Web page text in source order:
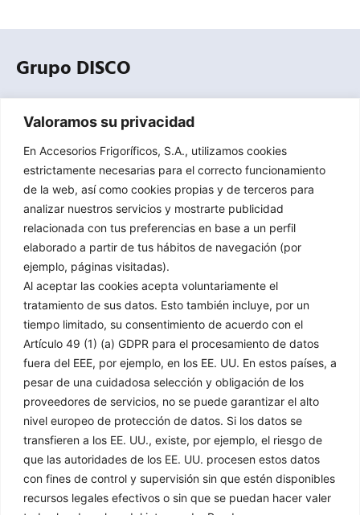
Valoramos su privacidad
En Accesorios Frigoríficos, S.A., utilizamos cookies
estrictamente necesarias para el correcto funcionamiento
de la web, así como cookies propias y de terceros para
analizar nuestros servicios y mostrarte publicidad
relacionada con tus preferencias en base a un perfil
elaborado a partir de tus hábitos de navegación (por
ejemplo, páginas visitadas).
Al aceptar las cookies acepta voluntariamente el
tratamiento de sus datos. Esto también incluye, por un
tiempo limitado, su consentimiento de acuerdo con el
Artículo 49 (1) (a) GDPR para el procesamiento de datos
fuera del EEE, por ejemplo, en los EE. UU. En estos países, a
pesar de una cuidadosa selección y obligación de los
proveedores de servicios, no se puede garantizar el alto
nivel europeo de protección de datos. Si los datos se
transfieren a los EE. UU., existe, por ejemplo, el riesgo de
que las autoridades de los EE. UU. procesen estos datos
con fines de control y supervisión sin que estén disponibles
recursos legales efectivos o sin que se puedan hacer valer
Grupo DISCO
equipos, componentes, herramientas y accesorios para
refrigeración comercial, industrial y climatización.
Contacto
C/ Mejorada 4 / Pol. ind. Sector 8, 28850, Torrejón de Ardoz,
Madrid​
91 151 61 00
afrisa@grupodisco.com
Información
Inicio
Empresa
Productos
Soluciones
Noticias
Delegaciones
Legal
Aviso Legal
Política de Privacidad
Política de Cookies
Condiciones Generales
de Venta
Canal Denuncias